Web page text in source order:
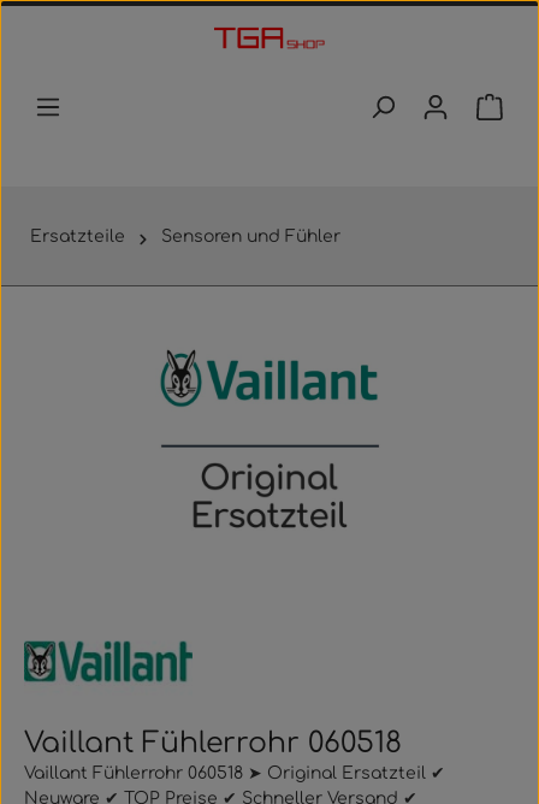
Zum Hauptinhalt springen
Ersatzteile Sensoren und Fühler
Vaillant Fühlerrohr 060518
Vaillant Fühlerrohr 060518 ➤ Original Ersatzteil ✔
Neuware ✔ TOP Preise ✔ Schneller Versand ✔